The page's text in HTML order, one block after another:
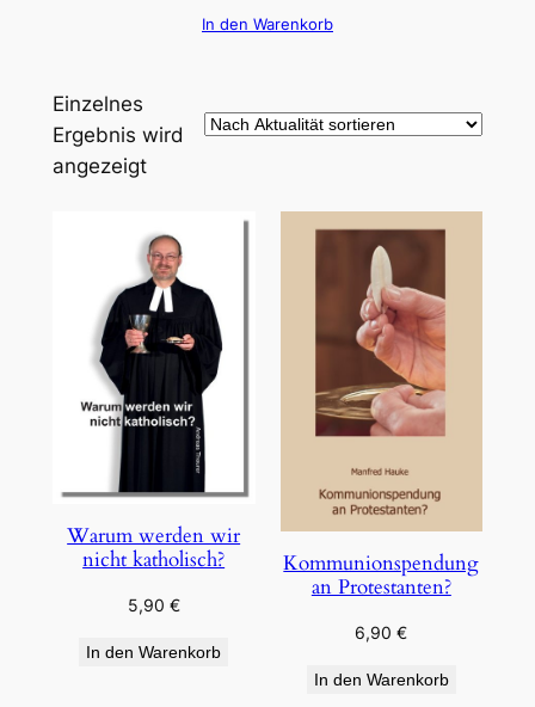
In den Warenkorb
Einzelnes
Ergebnis wird
angezeigt
Warum werden wir
nicht katholisch?
5,90 €
In den Warenkorb
Kommunionspendung
an Protestanten?
6,90€
In den Warenkorb